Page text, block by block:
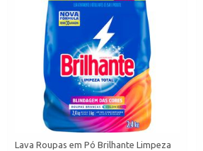
Lava Roupas em Pó Brilhante Limpeza